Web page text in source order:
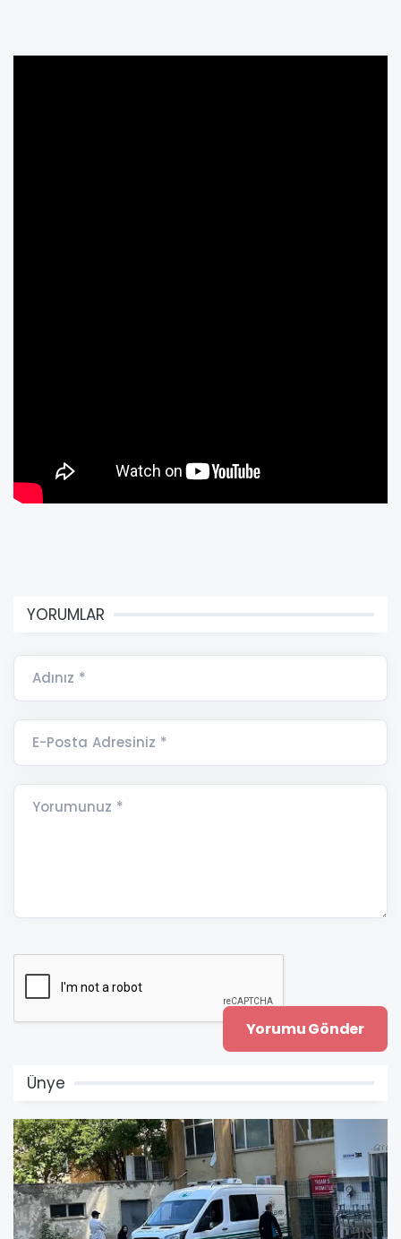
YORUMLAR
Adınız *
E-Posta Adresiniz *
Yorumunuz *
Ünye